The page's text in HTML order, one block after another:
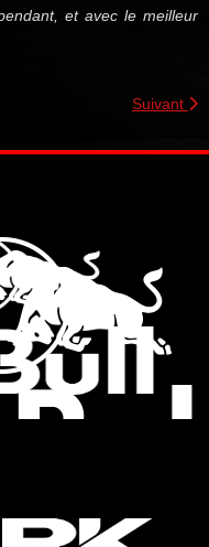
et avec le meilleur
Suivant